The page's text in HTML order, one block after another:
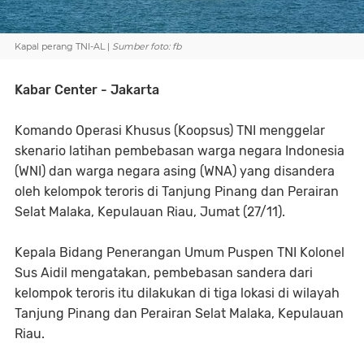
Kapal perang TNI-AL | Sumber foto: fb
Kabar Center - Jakarta
Komando Operasi Khusus (Koopsus) TNI menggelar
skenario latihan pembebasan warga negara Indonesia
(WNI) dan warga negara asing (WNA) yang disandera
oleh kelompok teroris di Tanjung Pinang dan Perairan
Selat Malaka, Kepulauan Riau, Jumat (27/11).
Kepala Bidang Penerangan Umum Puspen TNI Kolonel
Sus Aidil mengatakan, pembebasan sandera dari
kelompok teroris itu dilakukan di tiga lokasi di wilayah
Tanjung Pinang dan Perairan Selat Malaka, Kepulauan
Riau.